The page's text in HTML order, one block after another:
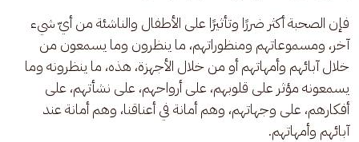
فإن الصحبة أكثر ضررًا وتأثيرًا على الأطفال والناشئة من أيّ شيء
آخر، ومسموعاتهم ومنظوراتهم، ما ينظرون وما يسمعون من
خلال آبائهم وأمهاتهم أو من خلال الأجهزة، هذه، ما ينظرونه وما
يسمعونه مؤثر على قلوبهم، على أرواحهم، على نشأتهم، على
أفكارهم، على وجهاتهم، وهم أمانة في أعناقنا، وهم أمانة عند
آبائهم وأمهاتهم.